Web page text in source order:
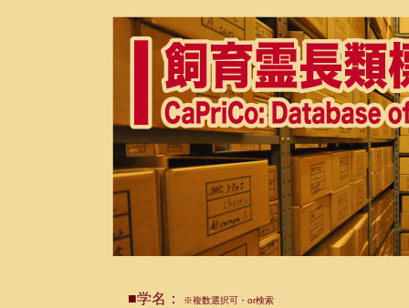
■学名： ※複数選択可・or検索